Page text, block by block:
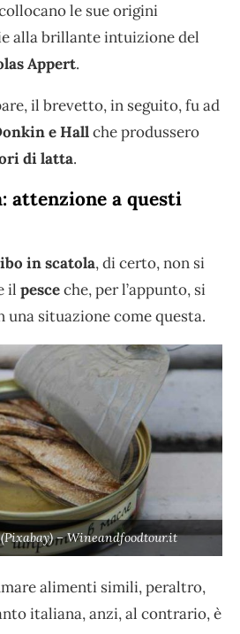
le sue origini
alla brillante intuizione del
Appert.
il brevetto, in seguito, fu ad
e Hallche produssero
di latta.
attenzione a questi
in scatola, di certo, non si
il pesceche, per l’appunto, si
una situazione come questa.
– Wineandfoodtour.it
alimenti simili, peraltro,
italiana, anzi, al contrario, è